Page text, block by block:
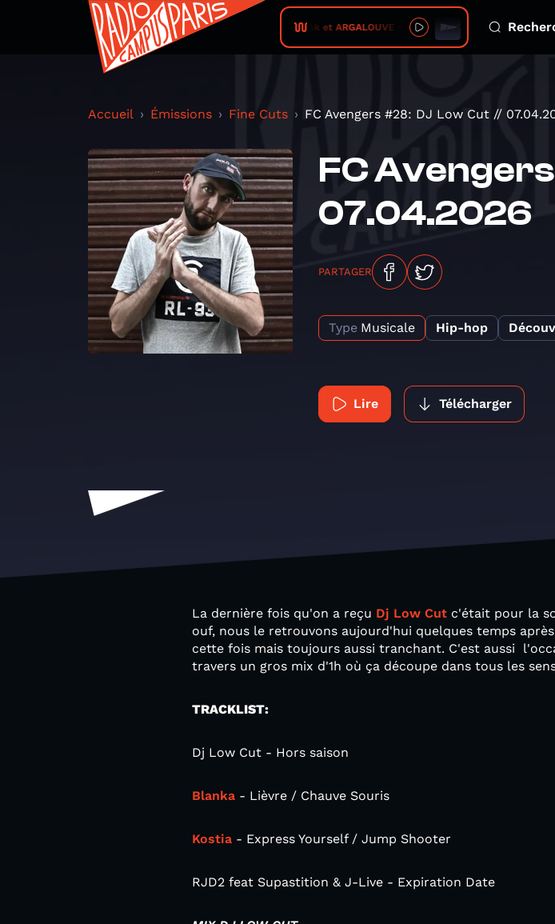
TedaAk et ARGALOUVE • Un jour mon prince
Accueil Émissions Fine Cuts FC Avengers #28: DJ Low Cut //
FC
07.04.2026
PARTAGER
Type Musicale Hip-hop
Lire Télécharger
La dernière fois qu'on a reçu Dj Low Cut c'était pour la
ouf, nous le retrouvons aujourd'hui quelques temps
cette fois mais toujours aussi tranchant. C'est aussi
travers un gros mix d'1h où ça découpe dans tous les
TRACKLIST:
Dj Low Cut - Hors saison
Blanka - Lièvre / Chauve Souris
Kostia - Express Yourself / Jump Shooter
RJD2 feat Supastition & J-Live - Expiration Date